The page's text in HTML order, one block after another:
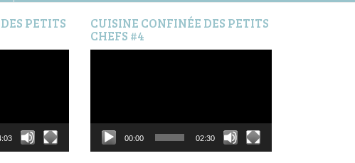
PETITS CUISINE CONFINÉE DES PETITS
CHEFS #4
00:00 02:30